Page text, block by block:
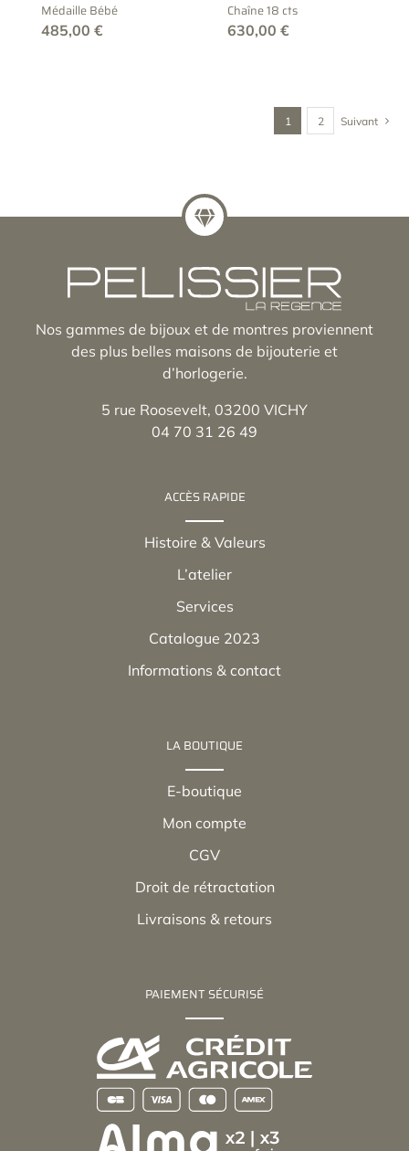
Médaille Bébé
485,00 €
Chaîne 18 cts
630,00 €
1 2 Suivant
Nos gammes de bijoux et de montres proviennent
des plus belles maisons de bijouterie et
d’horlogerie.
5 rue Roosevelt, 03200 VICHY
04 70 31 26 49
ACCÈS RAPIDE
Histoire & Valeurs
L’atelier
Services
Catalogue 2023
Informations & contact
LA BOUTIQUE
E-boutique
Mon compte
CGV
Droit de rétractation
Livraisons & retours
PAIEMENT SÉCURISÉ